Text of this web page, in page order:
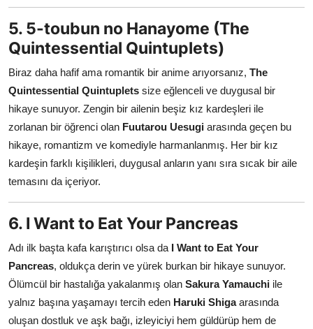
5. 5-toubun no Hanayome (The
Quintessential Quintuplets)
Biraz daha hafif ama romantik bir anime arıyorsanız, The
Quintessential Quintuplets size eğlenceli ve duygusal bir
hikaye sunuyor. Zengin bir ailenin beşiz kız kardeşleri ile
zorlanan bir öğrenci olan Fuutarou Uesugi arasında geçen bu
hikaye, romantizm ve komediyle harmanlanmış. Her bir kız
kardeşin farklı kişilikleri, duygusal anların yanı sıra sıcak bir aile
temasını da içeriyor.
6. I Want to Eat Your Pancreas
Adı ilk başta kafa karıştırıcı olsa da I Want to Eat Your
Pancreas, oldukça derin ve yürek burkan bir hikaye sunuyor.
Ölümcül bir hastalığa yakalanmış olan Sakura Yamauchi ile
yalnız başına yaşamayı tercih eden Haruki Shigaarasında
oluşan dostluk ve aşk bağı, izleyiciyi hem güldürüp hem de